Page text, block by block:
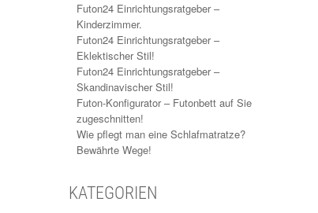
Futon24 Einrichtungsratgeber –
Kinderzimmer.
Futon24 Einrichtungsratgeber –
Eklektischer Stil!
Futon24 Einrichtungsratgeber –
Skandinavischer Stil!
Futon-Konfigurator – Futonbett auf Sie
zugeschnitten!
Wie pflegt man eine Schlafmatratze?
Bewährte Wege!
KATEGORIEN